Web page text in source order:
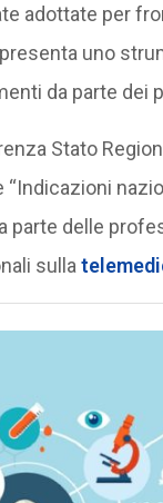
adottate per
uno
da parte dei
Stato
parte delle
sulla